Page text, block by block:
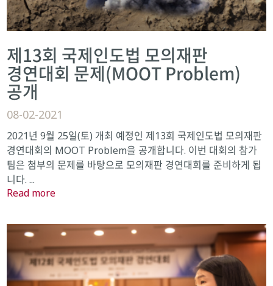
제13회 국제인도법 모의재판
경연대회 문제(MOOT Problem)
공개
08-02-2021
2021년 9월 25일(토) 개최 예정인 제13회 국제인도법 모의재판
경연대회의 MOOT Problem을 공개합니다. 이번 대회의 참가
팀은 첨부의 문제를 바탕으로 모의재판 경연대회를 준비하게 됩
니다. ...
Read more